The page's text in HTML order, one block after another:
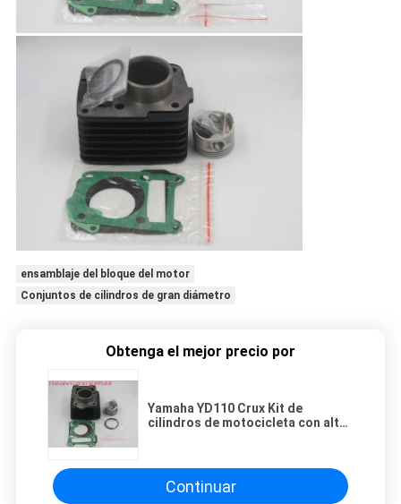
ensamblaje del bloque del motor
Conjuntos de cilindros de gran diámetro
Obtenga el mejor precio por
Yamaha YD110 Crux Kit de
cilindros de motocicleta con alta
Continuar